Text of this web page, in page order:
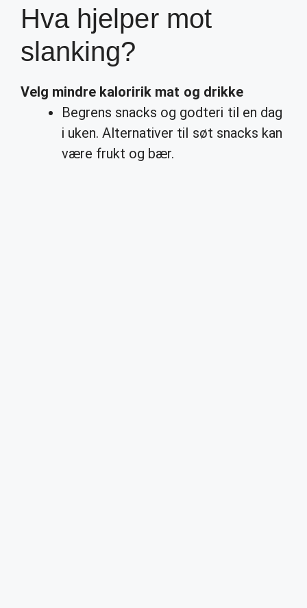
Hva hjelper mot
slanking?
Velg mindre kaloririk mat og drikke
Begrens snacks og godteri til en dag
i uken. Alternativer til søt snacks kan
være frukt og bær.